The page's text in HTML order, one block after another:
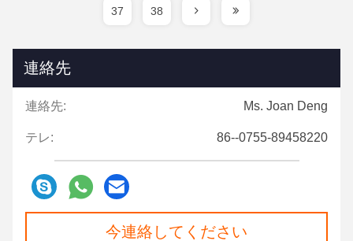
37 38
連絡先
連絡先: Ms. Joan Deng
テレ: 86--0755-89458220
今連絡してください